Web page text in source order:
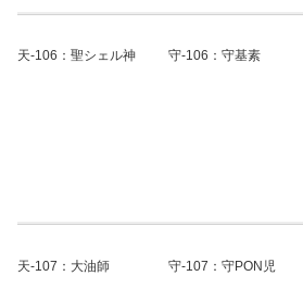
天-106：聖シェル神 守-106：守基素
天-107：大油師 守-107：守PON児